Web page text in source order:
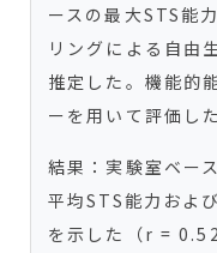
ースの最大STS能
リングによる自由
推定した。機能的
ーを用いて評価した
結果：実験室ベー
平均STS能力およ
を示した（r =